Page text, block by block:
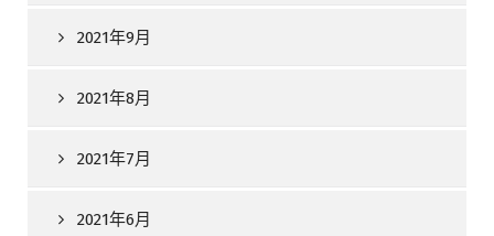
2021年9月
2021年8月
2021年7月
2021年6月